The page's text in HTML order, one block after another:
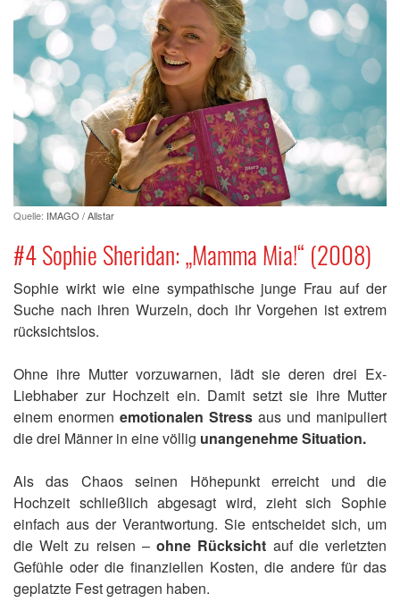
Quelle: IMAGO / Allstar
#4 Sophie Sheridan: „Mamma Mia!“ (2008)
Sophie wirkt wie eine sympathische junge Frau auf der
Suche nach ihren Wurzeln, doch ihr Vorgehen ist extrem
rücksichtslos.
Ohne ihre Mutter vorzuwarnen, lädt sie deren drei Ex-
Liebhaber zur Hochzeit ein. Damit setzt sie ihre Mutter
einem enormen emotionalen Stress aus und manipuliert
die drei Männer in eine völlig unangenehme Situation.
Als das Chaos seinen Höhepunkt erreicht und die
Hochzeit schließlich abgesagt wird, zieht sich Sophie
einfach aus der Verantwortung. Sie entscheidet sich, um
die Welt zu reisen –ohne Rücksicht auf die verletzten
Gefühle oder die finanziellen Kosten, die andere für das
geplatzte Fest getragen haben.